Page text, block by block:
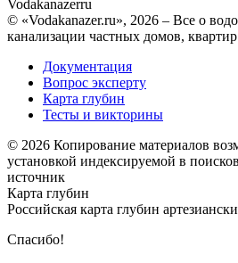
Vodakanazerru
© «Vodakanazer.ru», 2026 – Все о
канализации частных домов,
Документация
Вопрос эксперту
Карта глубин
Тесты и викторины
© 2026 Копирование материалов
установкой индексируемой в
источник
Карта глубин
Российская карта глубин
Спасибо!